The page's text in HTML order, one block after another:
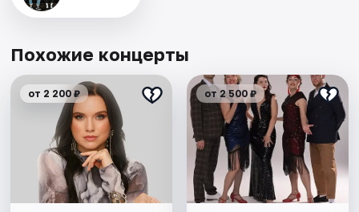
Похожие концерты
от 2 200 ₽ от 2 500 ₽